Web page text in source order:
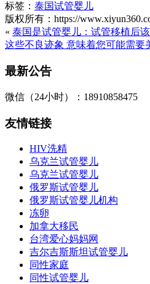
标签： 泰国试管婴儿
版权所有：https://
« 泰国是试管婴儿：试管移植后
这些不良迹象 意味着您可能需要
最新公告
微信（24小时）：18910858475
友情链接
HIV洗精
乌克兰试管婴儿
乌克兰试管婴儿
俄罗斯试管婴儿
俄罗斯试管婴儿机构
冻卵
加拿大移民
台湾爱心妈妈网
吉尔吉斯斯坦试管婴儿
同性家庭
同性试管婴儿